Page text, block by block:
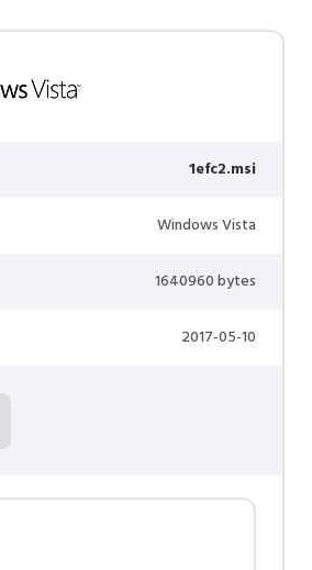
1efc2.msi
Windows Vista
1640960 bytes
2017-05-10